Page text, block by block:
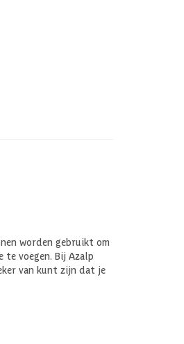
worden gebruikt om
voegen. Bij Azalp
van kunt zijn dat je